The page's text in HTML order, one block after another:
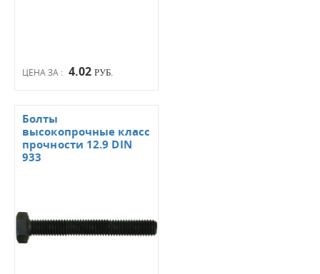
ЦЕНА ЗА : 4.02 РУБ.
Болты
высокопрочные класс
прочности 12.9 DIN
933